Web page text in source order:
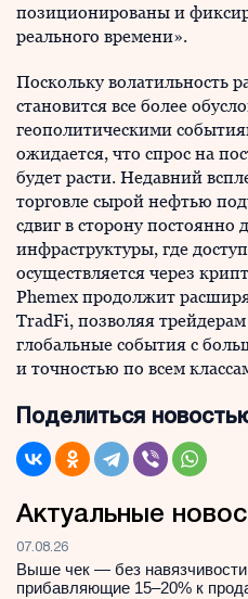
позиционированы и
реального времени».
Поскольку волатильность
становится все более
геополитическими
ожидается, что спрос на
будет расти. Недавний
торговле сырой нефтью
сдвиг в сторону постоянно
инфраструктуры, где
осуществляется через
Phemex продолжит
TradFi, позволяя трейдерам
глобальные события с
и точностью по всем
Поделиться
Актуальные
07.08.26
Выше чек — без
прибавляющие 15–20% к